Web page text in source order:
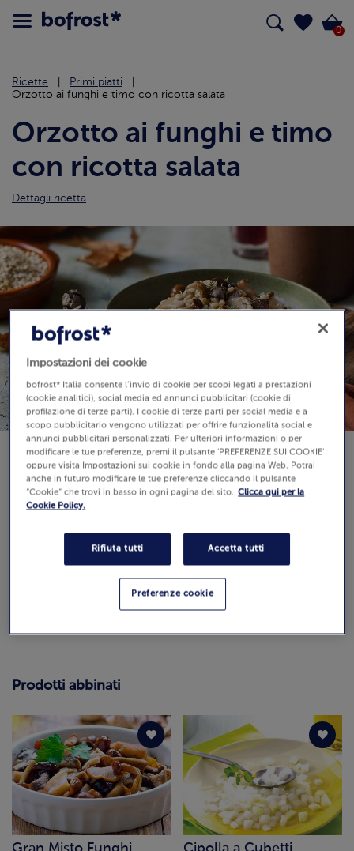
0
Ricette
Primi piatti
Orzotto ai funghi e timo con ricotta salata
Orzotto ai funghi e timo
con ricotta salata
Dettagli ricetta
Difficoltà:
(0)
0.0 / 5
Come calcoliamo e verifichiamo il punteggio?
Prodotti abbinati
Impostazioni dei cookie
bofrost* Italia consente l’invio di cookie per scopi legati a prestazioni
(cookie analitici), social media ed annunci pubblicitari (cookie di
profilazione di terze parti). I cookie di terze parti per social media e a
scopo pubblicitario vengono utilizzati per offrire funzionalità social e
annunci pubblicitari personalizzati. Per ulteriori informazioni o per
modificare le tue preferenze, premi il pulsante 'PREFERENZE SUI COOKIE'
oppure visita Impostazioni sui cookie in fondo alla pagina Web. Potrai
anche in futuro modificare le tue preferenze cliccando il pulsante
“Cookie” che trovi in basso in ogni pagina del sito. Clicca qui per la
Cookie Policy.
Rifiuta tutti Accetta tutti
Preferenze cookie